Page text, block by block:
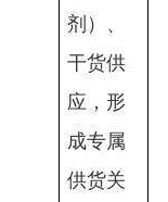
剂）、
干货供
应，形
成专属
供货关